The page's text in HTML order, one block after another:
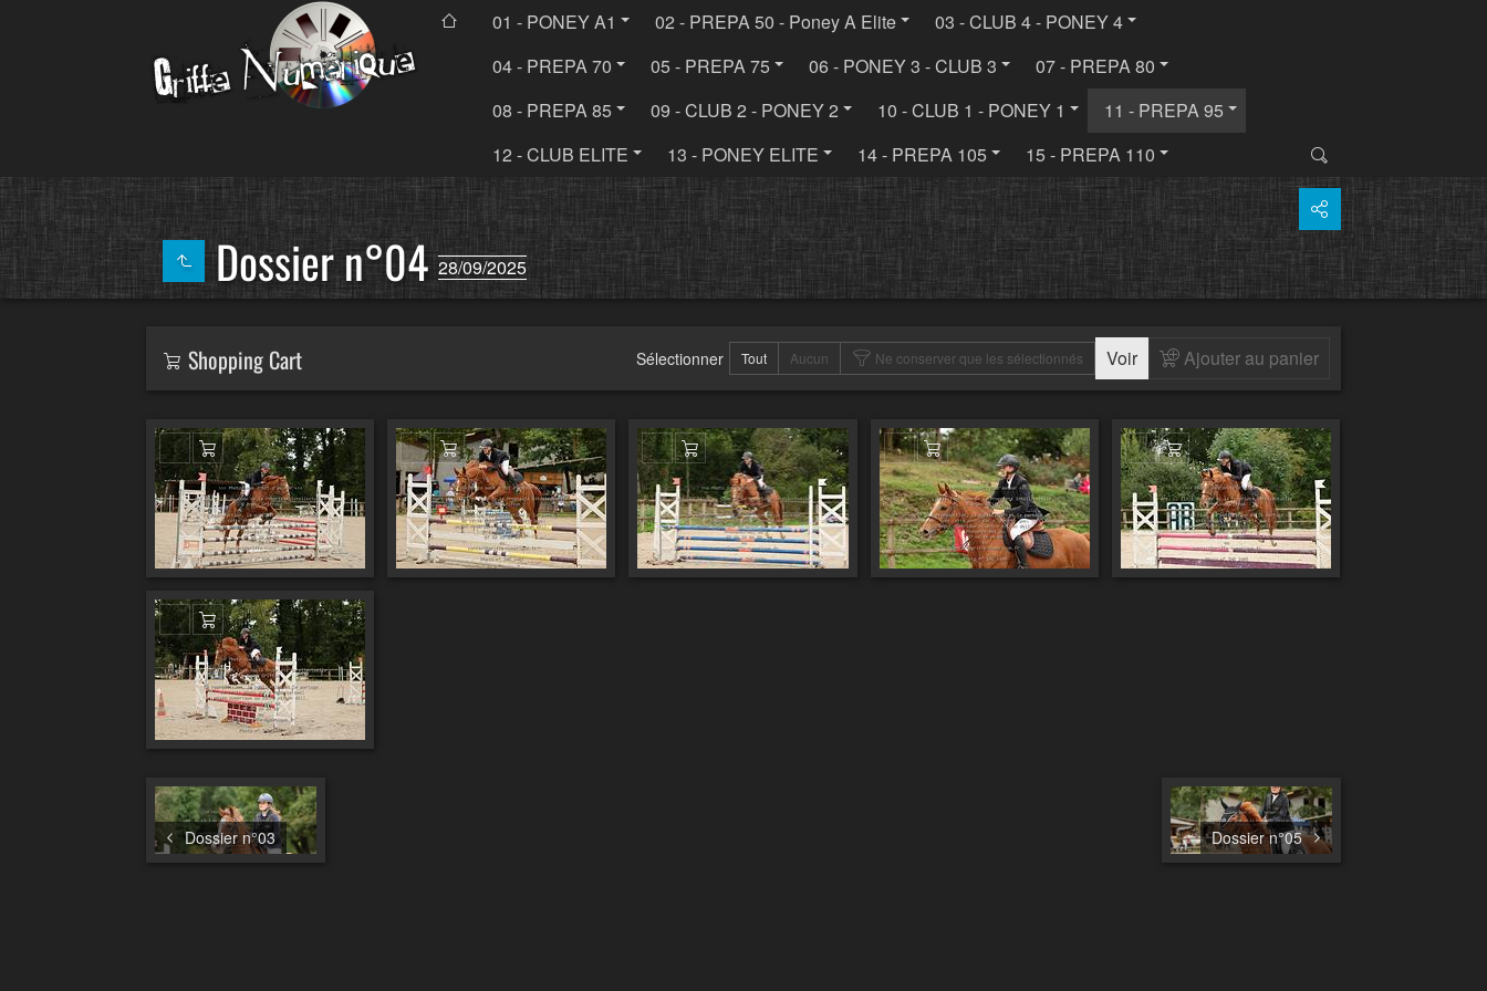
01 - PONEY A1 02 - PREPA 50 - Poney A Elite
03 - CLUB 4 - PONEY 4
04 - PREPA 70
05 - PREPA 75 06 - PONEY 3 - CLUB 3
07 - PREPA 80
08 - PREPA 85
09 - CLUB 2 - PONEY 2 10 - CLUB 1 - PONEY 1
11 - PREPA 95
12 - CLUB ELITE
13 - PONEY ELITE 14 - PREPA 105 15 - PREPA 110
Dossier n°0428/09/2025
Shopping Cart Sélectionner Tout Aucun Ne conserver que les sélectionnés Voir Ajouter au panier
Ajouter au panier Ajouter au panier Ajouter au panier Ajouter au panier Ajouter au panier
Ajouter au panier
Dossier n°03 Dossier n°05